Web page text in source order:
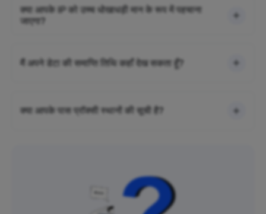
क्या आपके IP को उच्च धोखाधड़ी मान के रूप में पहचाना
जाएगा?
मैं अपने डेटा की समाप्ति तिथि कहाँ देख सकता हूँ?
क्या आपके पास प्रॉक्सी स्थानों की सूची है?